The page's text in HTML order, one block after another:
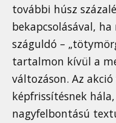
további húsz
bekapcsolásával,
száguldó –
tartalmon kívül a
változáson. Az
képfrissítésnek
nagyfelbontású